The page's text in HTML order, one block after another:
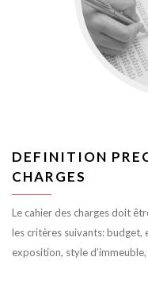
DEFINITION
CHARGES
Le cahier des charges doit
les critères suivants: budget,
exposition, style